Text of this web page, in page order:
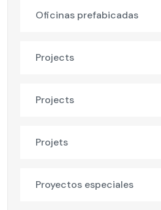
Oficinas prefabicadas
Projects
Projects
Projets
Proyectos especiales